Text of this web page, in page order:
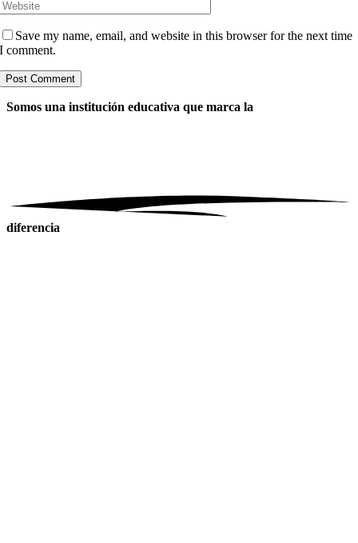
Save my name, email, and website in this browser for the next time
I comment.
Somos una institución educativa que marca la
diferencia